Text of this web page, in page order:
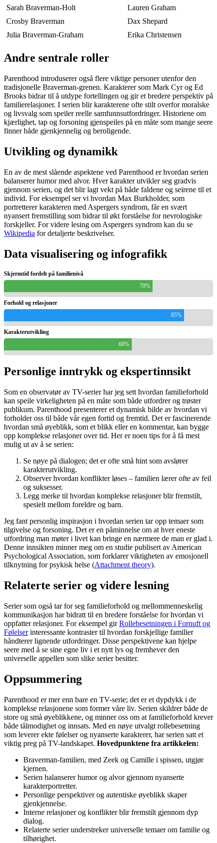
Sarah Braverman-Holt
Lauren Graham
Crosby Braverman
Dax Shepard
Julia Braverman-Graham
Erika Christensen
Andre sentrale roller
Parenthood introduserer også flere viktige personer utenfor den
tradisjonelle Braverman-grenen. Karakterer som Mark Cyr og Ed
Brooks bidrar til å utdype fortellingen og gir et bredere perspektiv på
familierelasjoner. I serien blir karakterene ofte stilt overfor moralske
og livsvalg som speiler reelle samfunnsutfordringer. Historiene om
kjærlighet, tap og forsoning gjenspeiles på en måte som mange seere
finner både gjenkjennelig og beroligende.
Utvikling og dynamikk
En av de mest slående aspektene ved Parenthood er hvordan serien
balanserer humor med alvor. Hver karakter utvikler seg gradvis
gjennom serien, og det blir lagt vekt på både faldene og seirene til et
individ. For eksempel ser vi hvordan Max Burkholder, som
portretterer karakteren med Aspergers syndrom, får en svært
nyansert fremstilling som bidrar til økt forståelse for nevrologiske
forskjeller. For videre lesing om Aspergers syndrom kan du se
Wikipedia for detaljerte beskrivelser.
Data visualisering og infografikk
Skjermtid fordelt på familienivå
70%
Forhold og relasjoner
85%
Karakterutvikling
60%
Personlige inntrykk og ekspertinnsikt
Som en observatør av TV-serier har jeg sett hvordan familieforhold
kan speile virkeligheten på en måte som både utfordrer og trøster
publikum. Parenthood presenterer et dynamisk bilde av hvordan vi
forholder oss til både vår egen fortid og fremtid. Det er fascinerende
hvordan små øyeblikk, som et blikk eller en kommentar, kan bygge
opp komplekse relasjoner over tid. Her er noen tips for å få mest
mulig ut av å se serien:
Se nøye på dialogen; det er ofte små hint som avslører
karakterutvikling.
Observer hvordan konflikter løses – familien lærer ofte av feil
og suksesser.
Legg merke til hvordan komplekse relasjoner blir fremstilt,
spesielt mellom foreldre og barn.
Jeg fant personlig inspirasjon i hvordan serien tar opp temaer som
tilgivelse og forsoning. Det er en påminnelse om at hver eneste
utfordring man møter i livet kan bringe en nærmere de man er glad i.
Denne innsikten minner meg om en studie publisert av American
Psychological Association, som forklarer viktigheten av emosjonell
tilknytning for psykisk helse (Attachment theory).
Relaterte serier og videre lesning
Serier som også tar for seg familieforhold og mellommenneskelig
kommunikasjon har bidratt til en bredere forståelse for hvordan vi
oppfatter relasjoner. For eksempel girRollebesetningen i Fornuft og
Følelserinteressante kontraster til hvordan forskjellige familier
håndterer lignende utfordringer. Disse perspektivene kan hjelpe
seere med å se sine egne liv i et nytt lys og fremhever den
universelle appellen som slike serier besitter.
Oppsummering
Parenthood er mer enn bare en TV-serie; det er et dypdykk i de
komplekse relasjonene som former våre liv. Serien skildrer både de
store og små øyeblikkene, og minner oss om at familieforhold krever
både tålmodighet og innsats. Med en nøye utvalgt rollebesetning
som leverer ekte følelser og nyanserte karakterer, har serien satt et
viktig preg på TV-landskapet. Hovedpunktene fra artikkelen:
Braverman-familien, med Zeek og Camille i spissen, utgjør
kjernen.
Serien balanserer humor og alvor gjennom nyanserte
karakterportretter.
Personlige perspektiver og autentiske øyeblikk skaper
gjenkjennelse.
Interne relasjoner og konflikter blir fremstilt gjennom dyp
dialog.
Relaterte serier understreker universelle temaer om familie og
tilhørighet.